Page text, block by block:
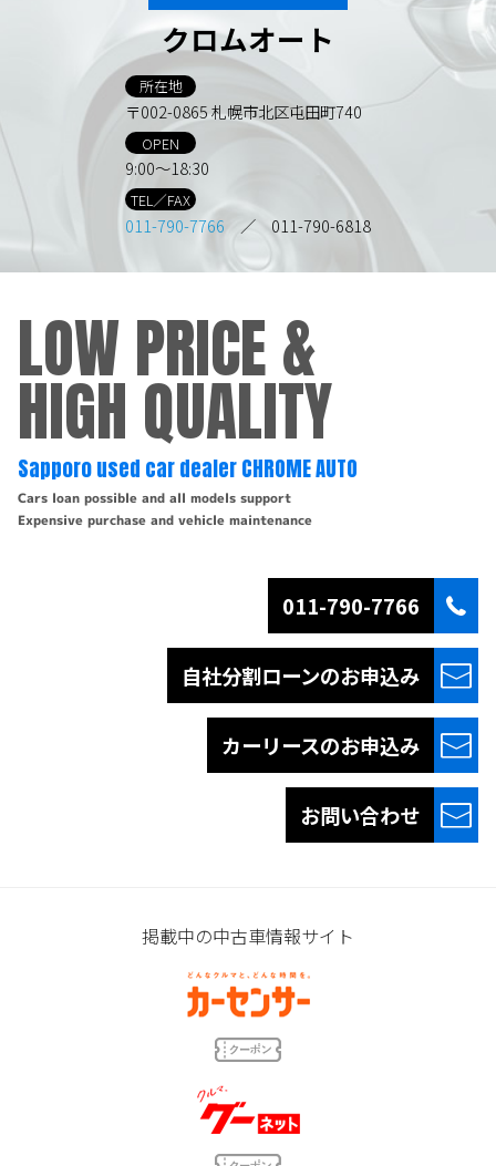
クロムオート
所在地
〒002-0865 札幌市北区屯田町740
OPEN
9:00～18:30
TEL／FAX
011-790-7766 ／ 011-790-6818
LOW PRICE &
HIGH QUALITY
Sapporo used car dealer CHROME AUTO
Cars loan possible and all models support
Expensive purchase and vehicle maintenance
011-790-7766
自社分割ローンのお申込み
カーリースのお申込み
お問い合わせ
掲載中の中古車情報サイト